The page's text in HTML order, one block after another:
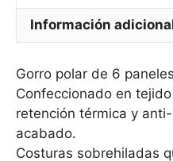
Información
Gorro polar de 6
Confeccionado en
retención térmica y
acabado.
Costuras sobrehiladas